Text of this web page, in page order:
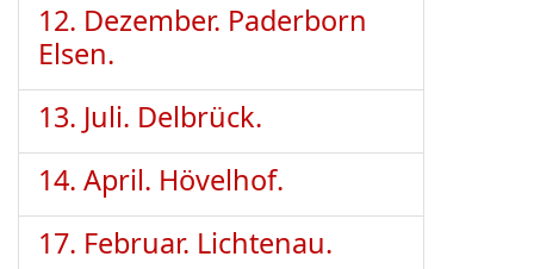
12. Dezember. Paderborn
Elsen.
13. Juli. Delbrück.
14. April. Hövelhof.
17. Februar. Lichtenau.